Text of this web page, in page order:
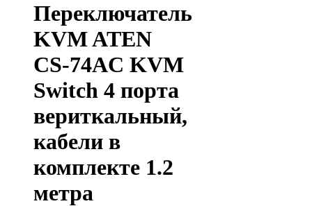
Переключатель
KVM ATEN
CS-74AC KVM
Switch 4 порта
вериткальный,
кабели в
комплекте 1.2
метра